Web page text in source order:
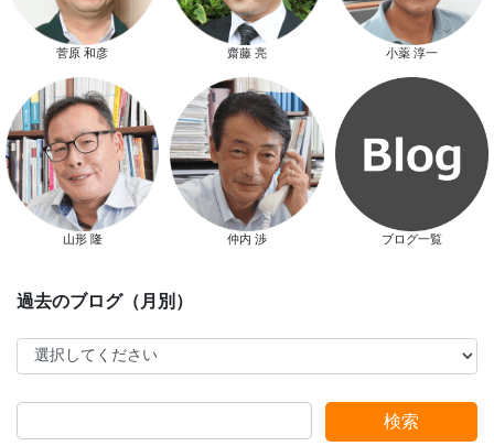
新春特別キャンペーン
菅原 和彦 齋藤 亮 小薬 淳一
山形 隆 仲内 渉 ブログ一覧
検索